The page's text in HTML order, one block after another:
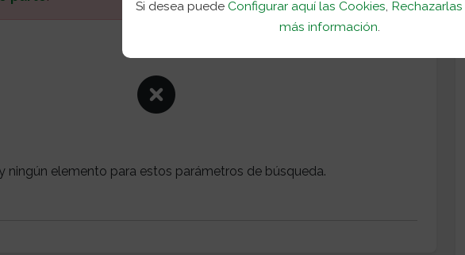
Si desea puedeConfigurar aquí las Cookies Rechazarlas
más información
ningún elemento para estos parámetros de búsqueda.